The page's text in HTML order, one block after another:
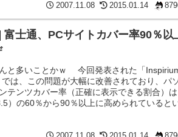
2007.11.08 2015.01.14
士通、PCサイトカバー率90％以
と多いことかｗ 今回発表された「
は、この問題が大幅に改善されており、パ
テンツカバー率（正確に表示できる割合）
）の60％から90％以上に高められていると